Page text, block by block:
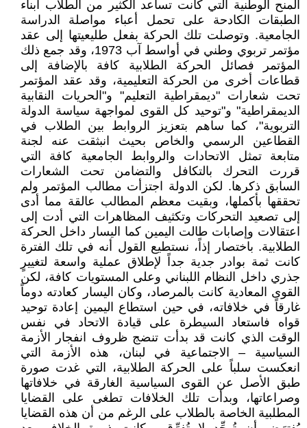
المنح الوطنية التي كانت تساعد الكثير من الطلاب أبناء
الطبقات الكادحة على تحمل أعباء مواصلة الدراسة
الجامعية. وتوصلت تلك الحركة بفعل طليعيتها إلى عقد
مؤتمر تربوي وطني في أواسط آب 1973، وقد جمع ذلك
المؤتمر فصائل الحركة الطلابية كافة بالإضافة إلى
قطاعات أخرى من الحركة التعليمية، وقد عقد المؤتمر
تحت شعارات "ديمقراطية التعليم" و"الحريات النقابية
الديمقراطية" و"توحيد كل القوى لمواجهة سياسة الدولة
التربوية"، كما ساهم بتعزيز الروابط بين الطلاب في
القطاعين الرسمي والخاص بحيث انبثقت عنه لجنة
متابعة تمثل الاتحادات والروابط الجامعية كافة التي
قررت التحرك بالتكافل والتضامن تحت الشعارات
السابق ذكرها. لكن الدولة اجتزأت مطالب المؤتمر ولم
تحققها بأكملها، وبقيت معظم المطالب عالقة مما أدى
إلى تصعيد التحركات وتكثيف المظاهرات التي أدت إلى
اعتقالات وإصابات طالت اليمين كما اليسار داخل الحركة
الطلابية. باختصار إذاً، نستطيع القول أنه في تلك الفترة
كانت ثمة بوادر جدية جداً لإطلاق عملية واسعة لتغييرٍ
جذري داخل النظام اللبناني وعلى المستويات كافة، لكن
القوى المعادية كانت بالمرصاد، وكان اليسار كعادته دوماً
غارقاً في خلافاته، في حين استطاع اليمين إعادة توحيد
قواه فاستعاد السيطرة على قيادة الاتحاد في نفس
الوقت الذي كانت قد بدأت تنضج ظروف انفجار الأزمة
السياسية – الاجتماعية في لبنان، هذه الأزمة التي
انعكست سلباً على الحركة الطلابية، التي غدت صورة
طبق الأصل عن القوى السياسية الغارقة في خلافاتها
وصراعاتها، وبدأت تلك الخلافات تطغى على القضايا
المطلبية الخاصة بالطلاب على الرغم من أن هذه القضايا